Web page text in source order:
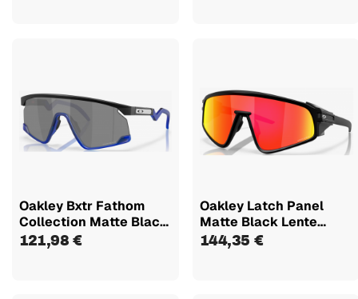
Oakley Bxtr Fathom
Collection Matte Black
Lente...
121,98 €
Oakley Latch Panel
Matte Black Lente
Prizm Ruby...
144,35 €